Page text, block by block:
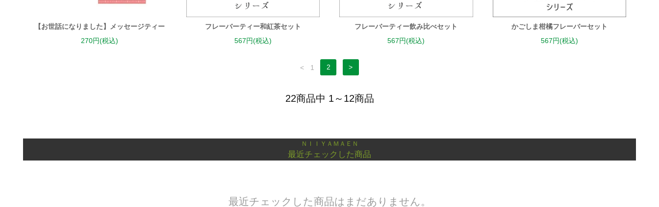
【お世話になりました】メッセージティー
270円(税込)
フレーバーティー和紅茶セット
567円(税込)
フレーバーティー飲み比べセット
567円(税込)
かごしま柑橘フレーバーセット
567円(税込)
< 1 2 >
22商品中 1～12商品
ＮＩＩＹＡＭＡＥＮ
最近チェックした商品
最近チェックした商品はまだありません。